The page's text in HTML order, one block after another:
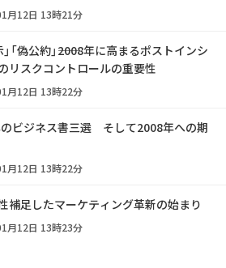
月12日 13時21分
」「偽公約」――2008年に高まるポストインシ
リスクコントロールの重要性
月12日 13時22分
ビジネス書三選 そして2008年への期
月12日 13時22分
補足したマーケティング革新の始まり
月12日 13時23分